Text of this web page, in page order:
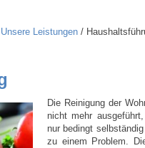
Unsere Leistungen /​
Die Reinigung der
nicht mehr
nur bedingt
zu einem Problem.